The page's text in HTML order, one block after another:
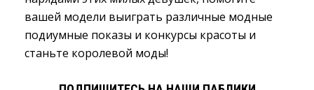
вашей модели выиграть различные модные
подиумные показы и конкурсы красоты и
станьте королевой моды!